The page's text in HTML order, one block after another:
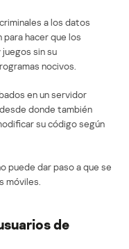
a los datos
hacer que los
sin su
nocivos.
en un servidor
donde también
su código según
puede dar paso a que se
móviles.
de